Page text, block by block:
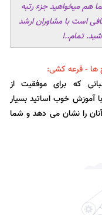
هم میخواهید جزء رتبه
است با مشاوران ارشد
تمام..!
ها - قرعه کشی:
که برای موفقیت از
آموزش خوب اساتید بسیار
را نشان می دهد و شما